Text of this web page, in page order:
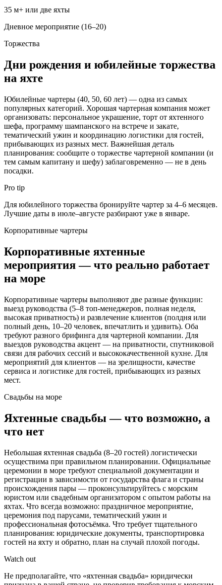
35 м+ или две яхты
Дневное мероприятие (16–20)
Торжества
Дни рождения и юбилейные торжества
на яхте
Юбилейные чартеры (40, 50, 60 лет) — одна из самых
популярных категорий. Хорошая чартерная компания может
организовать: персональное украшение, торт от яхтенного
шефа, программу шампанского на встрече и закате,
тематический ужин и координацию логистики для гостей,
прибывающих из разных мест. Важнейшая деталь
планирования: сообщите о торжестве чартерной компании (и
тем самым капитану и шефу) заблаговременно — не в день
посадки.
Pro tip
Для юбилейного торжества бронируйте чартер за 4–6 месяцев.
Лучшие даты в июле–августе разбирают уже в январе.
Корпоративные чартеры
Корпоративные яхтенные
мероприятия — что реально работает
на море
Корпоративные чартеры выполняют две разные функции:
выезд руководства (5–8 топ-менеджеров, полная неделя,
высокая приватность) и развлечение клиентов (полдня или
полный день, 10–20 человек, впечатлить и удивить). Оба
требуют разного брифинга для чартерной компании. Для
выездов руководства акцент — на приватности, спутниковой
связи для рабочих сессий и высококачественной кухне. Для
мероприятий для клиентов — на зрелищности, качестве
сервиса и логистике для гостей, прибывающих из разных
мест.
Свадьбы на море
Яхтенные свадьбы — что возможно, а
что нет
Небольшая яхтенная свадьба (8–20 гостей) логистически
осуществима при правильном планировании. Официальные
церемонии в море требуют специальной документации и
регистрации в зависимости от государства флага и страны
происхождения пары — проконсультируйтесь с морским
юристом или свадебным организатором с опытом работы на
яхтах. Что всегда возможно: праздничное мероприятие,
церемония под парусами, тематический ужин и
профессиональная фотосъёмка. Что требует тщательного
планирования: юридические документы, транспортировка
гостей на яхту и обратно, план на случай плохой погоды.
Watch out
Не предполагайте, что «яхтенная свадьба» юридически